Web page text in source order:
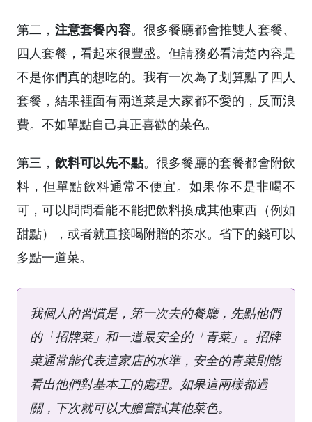
第二， 注意套餐內容。很多餐廳都會推雙人套餐、
四人套餐，看起來很豐盛。但請務必看清楚內容是
不是你們真的想吃的。我有一次為了划算點了四人
套餐，結果裡面有兩道菜是大家都不愛的，反而浪
費。不如單點自己真正喜歡的菜色。
第三， 飲料可以先不點。很多餐廳的套餐都會附飲
料，但單點飲料通常不便宜。如果你不是非喝不
可，可以問問看能不能把飲料換成其他東西（例如
甜點），或者就直接喝附贈的茶水。省下的錢可以
多點一道菜。
我個人的習慣是，第一次去的餐廳，先點他們
的「招牌菜」和一道最安全的「青菜」。招牌
菜通常能代表這家店的水準，安全的青菜則能
看出他們對基本工的處理。如果這兩樣都過
關，下次就可以大膽嘗試其他菜色。